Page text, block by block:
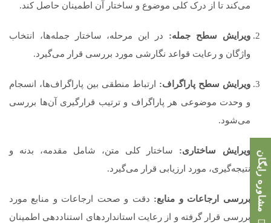
می‌کند تا از درک کلی موضوع و ساختار آن اطمینان حاصل کند.
ویرایش سطح جمله: در این مرحله، ساختار جمله‌ها، انتخاب
واژگان و رعایت قواعد نگارشی مورد بررسی قرار می‌گیرد.
ویرایش سطح پاراگراف: ارتباط منطقی بین پاراگراف‌ها، انسجام
و وحدت موضوعی هر پاراگراف و ترتیب قرارگیری آن‌ها بررسی
می‌شود.
ویرایش ساختاری: ساختار کلی متن، شامل مقدمه، بدنه و
نتیجه‌گیری، مورد ارزیابی قرار می‌گیرد.
بررسی ارجاعات و منابع: دقت و صحت ارجاعات و منابع مورد
بررسی قرار گرفته و از رعایت استانداردهای استناددهی اطمینان
مشاوره رایگان